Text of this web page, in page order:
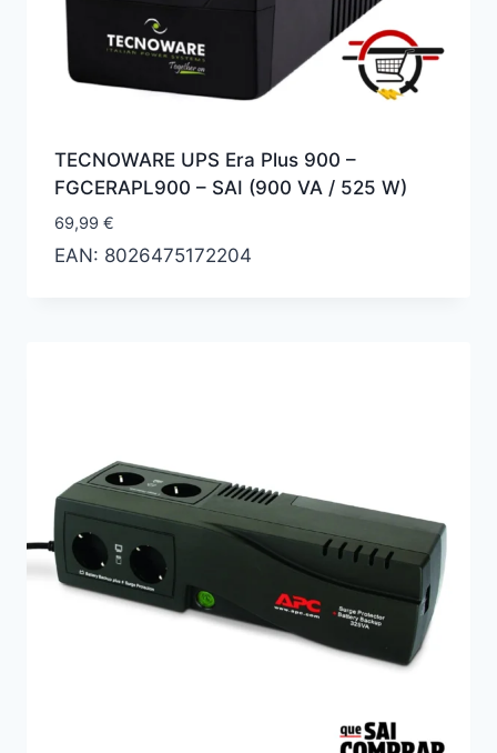
TECNOWARE UPS Era Plus 900 –
‎‎FGCERAPL900 – SAI (900 VA / 525 W)
69,99 €
EAN: 8026475172204